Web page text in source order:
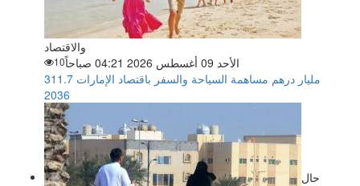
والاقتصاد
الأحد 09 أغسطس 2026 04:21 صباحاً
10
311.7 مليار درهم مساهمة السياحة والسفر باقتصاد الإمارات
2036
حال